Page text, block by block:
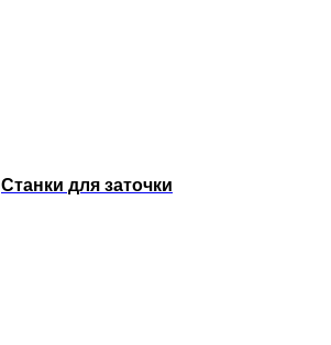
Станки для заточки